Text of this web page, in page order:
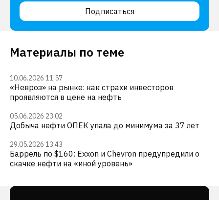
Подписаться
Материалы по теме
10.06.2026 11:57
«Невроз» на рынке: как страхи инвесторов
проявляются в цене на нефть
05.06.2026 23:02
Добыча нефти ОПЕК упала до минимума за 37 лет
29.05.2026 13:43
Баррель по $160: Exxon и Chevron предупредили о
скачке нефти на «иной уровень»